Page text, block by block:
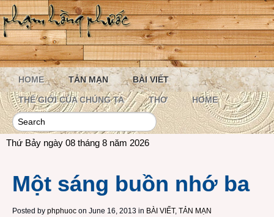
HOME TẢN MẠN BÀI VIẾT
THẾ GIỚI CỦA CHÚNG TA THƠ HOME
Thứ Bảy ngày 08 tháng 8 năm 2026
Một sáng buồn nhớ ba
Posted by phphuoc on June 16, 2013 in BÀI VIẾT, TẢN MẠN